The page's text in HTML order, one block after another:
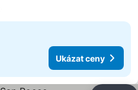
Ukázat ceny